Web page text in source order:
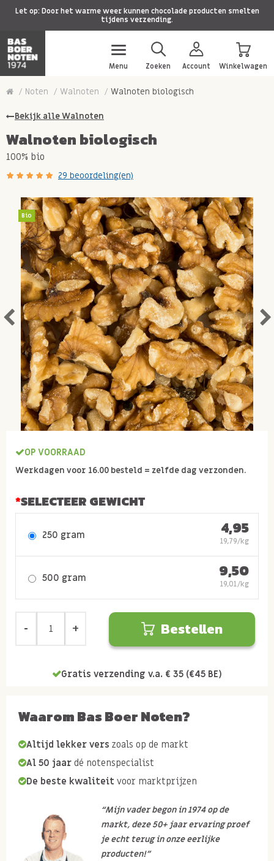
Let op: Door het warme weer kunnen chocolade producten smelten
tijdens verzending.
Menu Zoeken Account Winkelwagen
Noten Walnoten Walnoten biologisch
Bekijk alle Walnoten
Walnoten biologisch
100% bio
29 beoordeling(en)
Bio
OP VOORRAAD
Werkdagen voor 16.00 besteld = zelfde dag verzonden.
SELECTEER GEWICHT
250 gram 4,95
19,79/kg
500 gram 9,50
19,01/kg
Bestellen
Gratis verzending v.a. € 35 (€45 BE)
Waarom Bas Boer Noten?
Altijd lekker vers zoals op de markt
Al 50 jaar dé notenspecialist
De beste kwaliteit voor marktprijzen
“Mijn vader begon in 1974 op de
markt, deze 50+ jaar ervaring proef
je echt terug in onze eerlijke
producten!”